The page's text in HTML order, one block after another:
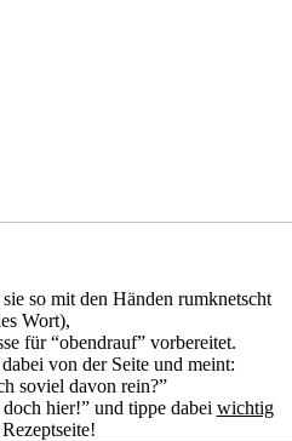
so mit den Händen rumknetscht
Wort),
für “obendrauf” vorbereitet.
von der Seite und meint:
soviel davon rein?”
hier!” und tippe dabei wichtig